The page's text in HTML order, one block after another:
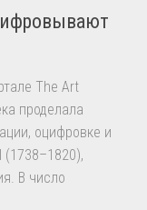
The Art
проделала
оцифровке и
(1738–1820),
В число